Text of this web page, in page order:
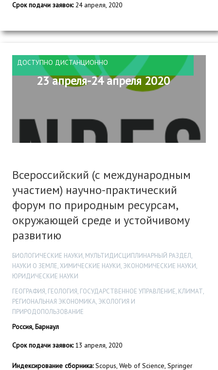
Срок подачи заявок:24 апреля, 2020
ДОСТУПНО ДИСТАНЦИОННО
23 апреля-24 апреля 2020
Всероссийский (с международным
участием) научно-практический
форум по природным ресурсам,
окружающей среде и устойчивому
развитию
БИОЛОГИЧЕСКИЕ НАУКИ, МУЛЬТИДИСЦИПЛИНАРНЫЙ РАЗДЕЛ,
НАУКИ О ЗЕМЛЕ, ХИМИЧЕСКИЕ НАУКИ, ЭКОНОМИЧЕСКИЕ НАУКИ,
ЮРИДИЧЕСКИЕ НАУКИ
ГЕОГРАФИЯ, ГЕОЛОГИЯ, ГОСУДАРСТВЕННОЕ УПРАВЛЕНИЕ, КЛИМАТ,
РЕГИОНАЛЬНАЯ ЭКОНОМИКА, ЭКОЛОГИЯ И
ПРИРОДОПОЛЬЗОВАНИЕ
Россия, Барнаул
Срок подачи заявок:13 апреля, 2020
Индексирование сборника:Scopus, Web of Science, Springer